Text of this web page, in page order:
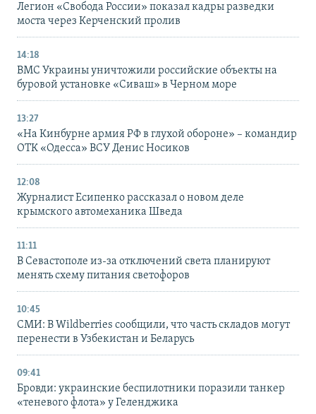
Легион «Свобода России» показал кадры разведки
моста через Керченский пролив
14:18
ВМС Украины уничтожили российские объекты на
буровой установке «Сиваш» в Черном море
13:27
«На Кинбурне армия РФ в глухой обороне» – командир
ОТК «Одесса» ВСУ Денис Носиков
12:08
Журналист Есипенко рассказал о новом деле
крымского автомеханика Шведа
11:11
В Севастополе из-за отключений света планируют
менять схему питания светофоров
10:45
СМИ: В Wildberries сообщили, что часть складов могут
перенести в Узбекистан и Беларусь
09:41
Бровди: украинские беспилотники поразили танкер
«теневого флота» у Геленджика